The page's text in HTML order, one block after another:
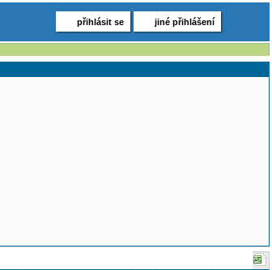
přihlásit se jiné přihlášení